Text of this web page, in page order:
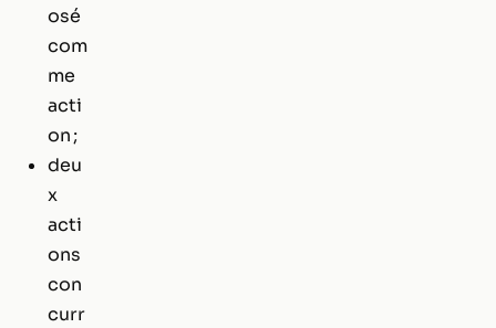
osé
com
me
acti
on ;
deu
x
acti
ons
con
curr